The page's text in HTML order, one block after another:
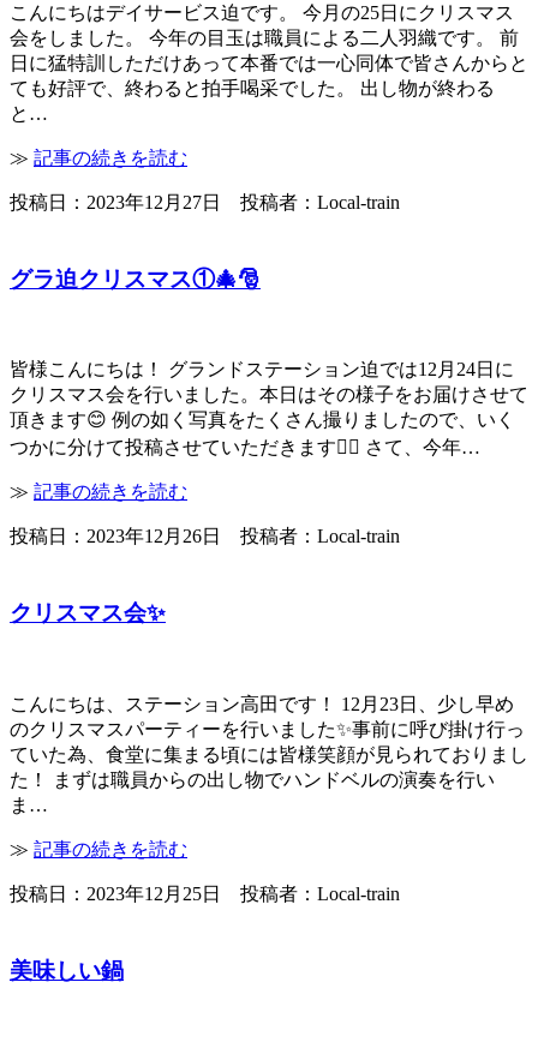
こんにちはデイサービス迫です。 今月の25日にクリスマス
会をしました。 今年の目玉は職員による二人羽織です。 前
日に猛特訓しただけあって本番では一心同体で皆さんからと
ても好評で、終わると拍手喝采でした。 出し物が終わる
と…
≫ 記事の続きを読む
投稿日：2023年12月27日 投稿者：Local-train
グラ迫クリスマス①🎄🎅
皆様こんにちは！ グランドステーション迫では12月24日に
クリスマス会を行いました。本日はその様子をお届けさせて
頂きます😊 例の如く写真をたくさん撮りましたので、いく
つかに分けて投稿させていただきます🙇‍♀️ さて、今年…
≫ 記事の続きを読む
投稿日：2023年12月26日 投稿者：Local-train
クリスマス会✨
こんにちは、ステーション高田です！ 12月23日、少し早め
のクリスマスパーティーを行いました✨事前に呼び掛け行っ
ていた為、食堂に集まる頃には皆様笑顔が見られておりまし
た！ まずは職員からの出し物でハンドベルの演奏を行い
ま…
≫ 記事の続きを読む
投稿日：2023年12月25日 投稿者：Local-train
美味しい鍋